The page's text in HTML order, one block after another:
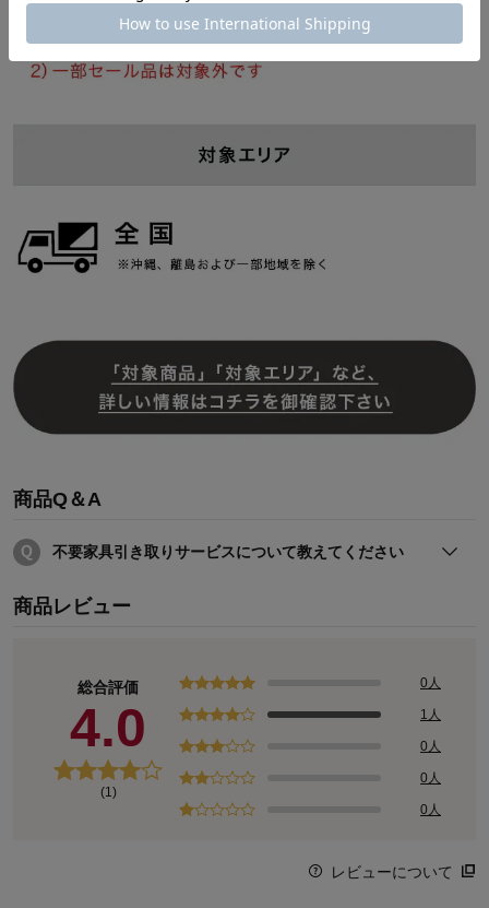
商品Q＆A
不要家具引き取りサービスについて教えてください
商品レビュー
総合評価
4.0
(1)
0人
1人
0人
0人
0人
レビューについて